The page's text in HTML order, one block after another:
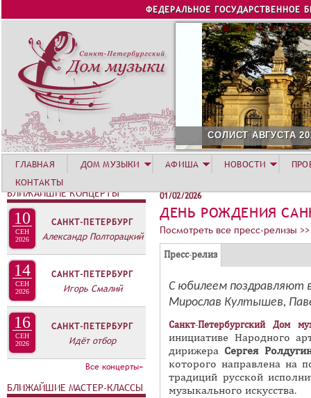
Jump to navigation
ФЕДЕРАЛЬНОЕ ГОСУДАРСТВЕННОЕ
СОЛИСТ АВГУСТА 2026
01/02/2026
ДЕНЬ РОЖДЕНИЯ
Посмотреть все пресс-релизы >>
Г
П
Пресс-релиз(
а
к
т
и
в
н
а
я
С юбилеем поздравляют
Мирослав Култышев,
Санкт-Петербургский Дом
инициативе Народного
дирижера Сергея
которого направлена на
традиций русской
музыкального искусства.
ГЛАВНАЯ ДОМ МУЗЫКИ АФИША НОВОСТИ
КОНТАКТЫ
БЛИЖАЙШИЕ КОНЦЕРТЫ
10
СЕН
2026
САНКТ-ПЕТЕРБУРГ
Александр Полторацкий
14
СЕН
2026
САНКТ-ПЕТЕРБУРГ
Игорь Смалий
16
СЕН
2026
САНКТ-ПЕТЕРБУРГ
Идёт отбор
Все концерты»
БЛИЖАЙШИЕ МАСТЕР-КЛАССЫ